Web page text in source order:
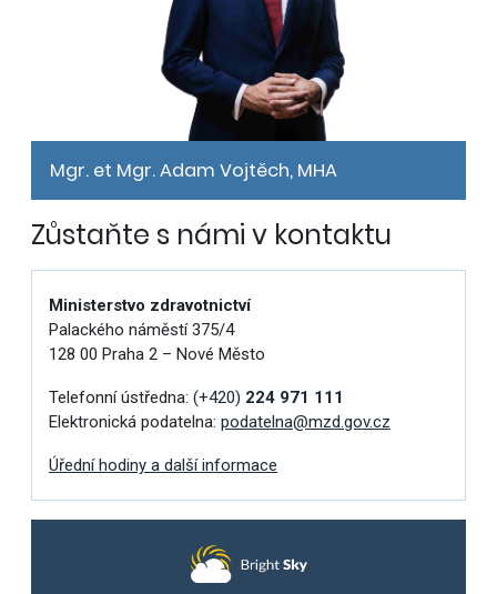
Mgr. et Mgr. Adam Vojtěch, MHA
Zůstaňte s námi v kontaktu
Ministerstvo zdravotnictví
Palackého náměstí 375/4
128 00 Praha 2 – Nové Město
Telefonní ústředna: (+420) 224 971 111
Elektronická podatelna: podatelna@mzd.gov.cz
Úřední hodiny a další informace